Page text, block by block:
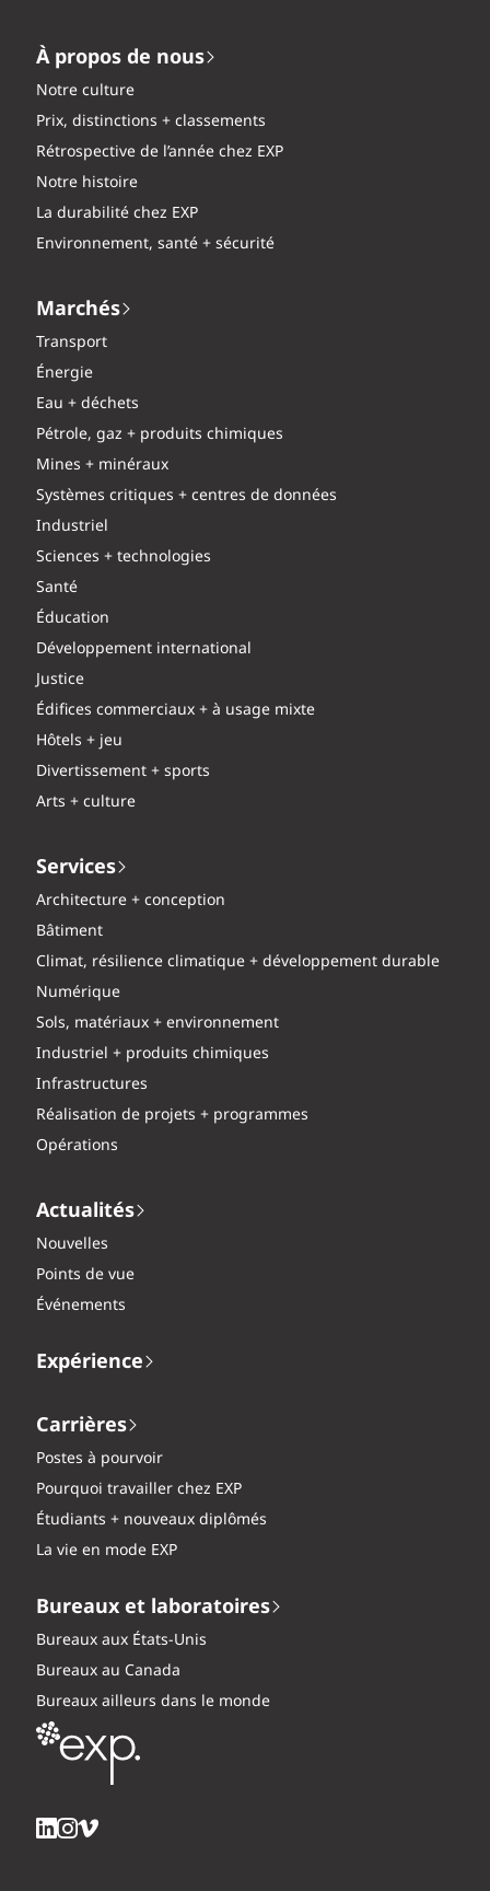
À propos de nous
Notre culture
Prix, distinctions + classements
Rétrospective de l’année chez EXP
Notre histoire
La durabilité chez EXP
Environnement, santé + sécurité
Marchés
Transport
Énergie
Eau + déchets
Pétrole, gaz + produits chimiques
Mines + minéraux
Systèmes critiques + centres de données
Industriel
Sciences + technologies
Santé
Éducation
Développement international
Justice
Édifices commerciaux + à usage mixte
Hôtels + jeu
Divertissement + sports
Arts + culture
Services
Architecture + conception
Bâtiment
Climat, résilience climatique + développement durable
Numérique
Sols, matériaux + environnement
Industriel + produits chimiques
Infrastructures
Réalisation de projets + programmes
Opérations
Actualités
Nouvelles
Points de vue
Événements
Expérience
Carrières
Postes à pourvoir
Pourquoi travailler chez EXP
Étudiants + nouveaux diplômés
La vie en mode EXP
Bureaux et laboratoires
Bureaux aux États-Unis
Bureaux au Canada
Bureaux ailleurs dans le monde